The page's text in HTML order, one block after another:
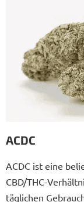
ACDC
ACDC ist eine
CBD/THC-
täglichen